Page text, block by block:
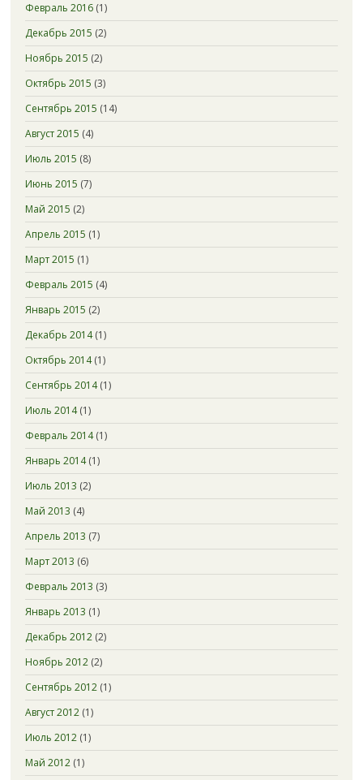
Февраль 2016(1)
Декабрь 2015 (2)
Ноябрь 2015 (2)
Октябрь 2015 (3)
Сентябрь 2015 (14)
Август 2015 (4)
Июль 2015 (8)
Июнь 2015 (7)
Май 2015 (2)
Апрель 2015 (1)
Март 2015 (1)
Февраль 2015 (4)
Январь 2015 (2)
Декабрь 2014(1)
Октябрь 2014(1)
Сентябрь 2014(1)
Июль 2014(1)
Февраль 2014(1)
Январь 2014(1)
Июль 2013 (2)
Май 2013 (4)
Апрель 2013 (7)
Март 2013 (6)
Февраль 2013 (3)
Январь 2013 (1)
Декабрь 2012(2)
Ноябрь 2012(2)
Сентябрь 2012(1)
Август 2012(1)
Июль 2012(1)
Май 2012(1)